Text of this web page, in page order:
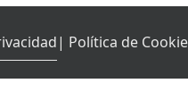
| Política de